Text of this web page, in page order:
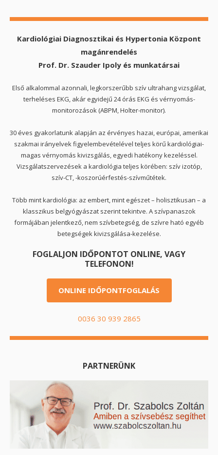
Kardiológiai Diagnosztikai és Hypertonia Központ
magánrendelés
Prof. Dr. Szauder Ipoly és munkatársai
Első alkalommal azonnali, legkorszerűbb szív ultrahang vizsgálat,
terheléses EKG, akár egyidejű 24 órás EKG és vérnyomás-
monitorozások (ABPM, Holter-monitor).
30 éves gyakorlatunk alapján az érvényes hazai, európai, amerikai
szakmai irányelvek figyelembevételével teljes körű kardiológiai-
magas vérnyomás kivizsgálás, egyedi hatékony kezeléssel.
Vizsgálatszervezések a kardiológia teljes körében: szív izotóp,
szív-CT, -koszorúérfestés-szívműtétek.
Több mint kardiológia: az embert, mint egészet – holisztikusan – a
klasszikus belgyógyászat szerint tekintve. A szívpanaszok
formájában jelentkező, nem szívbetegség, de szívre ható egyéb
betegségek kivizsgálása-kezelése.
FOGLALJON IDŐPONTOT ONLINE, VAGY
TELEFONON!
ONLINE IDŐPONTFOGLALÁS
0036 30 939 2865
PARTNERÜNK